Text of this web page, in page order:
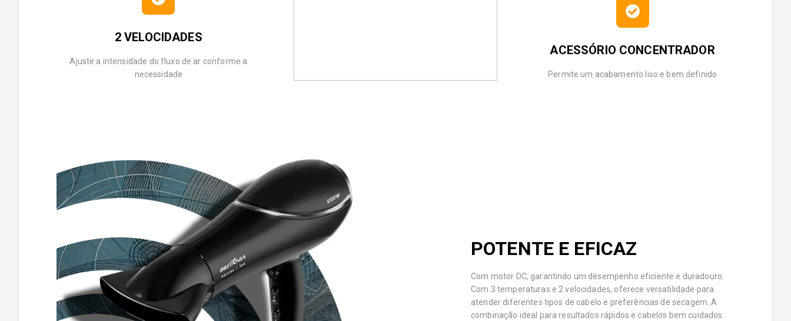
2 VELOCIDADES
Ajuste a intensidade do fluxo de ar conforme a
necessidade
ACESSÓRIO CONCENTRADOR
Permite um acabamento liso e bem definido
POTENTE E EFICAZ
Com motor DC, garantindo um desempenho eficiente e duradouro.
Com 3 temperaturas e 2 velocidades, oferece versatilidade para
atender diferentes tipos de cabelo e preferências de secagem. A
combinação ideal para resultados rápidos e cabelos bem cuidados.